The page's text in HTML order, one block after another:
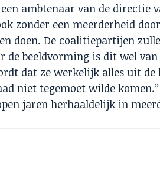
ambtenaar van de directie
zonder een meerderheid
doen. De coalitiepartijen
beeldvorming is dit wel
dat ze werkelijk alles uit de
niet tegemoet wilde
jaren herhaaldelijk in